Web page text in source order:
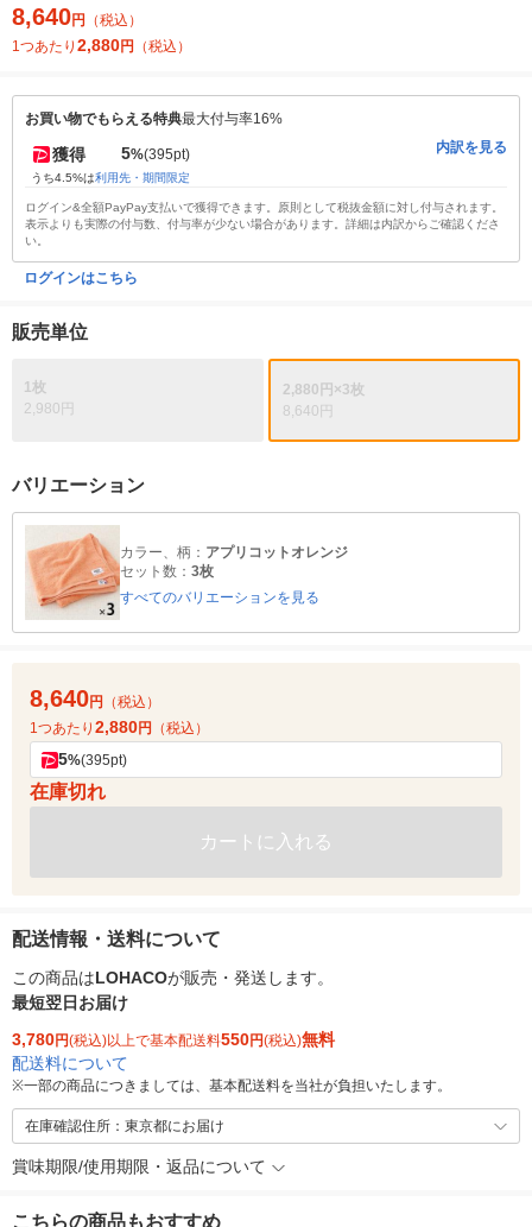
8,640円
（税込）
1つあたり 2,880円 （税込）
お買い物でもらえる特典最大付与率16%
獲得 5%(395pt)
うち4.5%は利用先・期間限定
内訳を見る
ログイン&全額PayPay支払いで獲得できます。原則として税抜金額に対し付与されます。
表示よりも実際の付与数、付与率が少ない場合があります。詳細は内訳からご確認くださ
い。
ログインはこちら
販売単位
1枚
2,980円
2,880円×3枚
8,640円
バリエーション
カラー、柄： アプリコットオレンジ
セット数： 3枚
すべてのバリエーションを見る
8,640円
（税込）
1つあたり 2,880円 （税込）
5%(395pt)
在庫切れ
カートに入れる
配送情報・送料について
この商品はLOHACOが販売・発送します。
最短翌日お届け
3,780円(税込)以上で基本配送料550円(税込)無料
配送料について
※一部の商品につきましては、基本配送料を当社が負担いたします。
在庫確認住所：東京都にお届け
賞味期限/使用期限・返品について
こちらの商品もおすすめ